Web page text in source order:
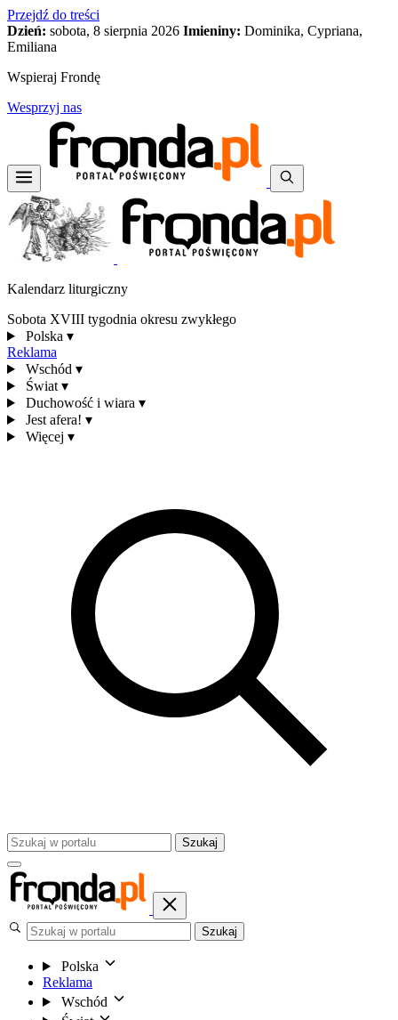
Przejdź do treści
Dzień: sobota, 8 sierpnia 2026 Imieniny: Dominika, Cypriana,
Emiliana
Wspieraj Frondę
Wesprzyj nas
Kalendarz liturgiczny
Sobota XVIII tygodnia okresu zwykłego
Polska ▾
Reklama
Wschód ▾
Świat ▾
Duchowość i wiara ▾
Jest afera! ▾
Więcej ▾
Szukaj
Szukaj
Polska
Reklama
Wschód